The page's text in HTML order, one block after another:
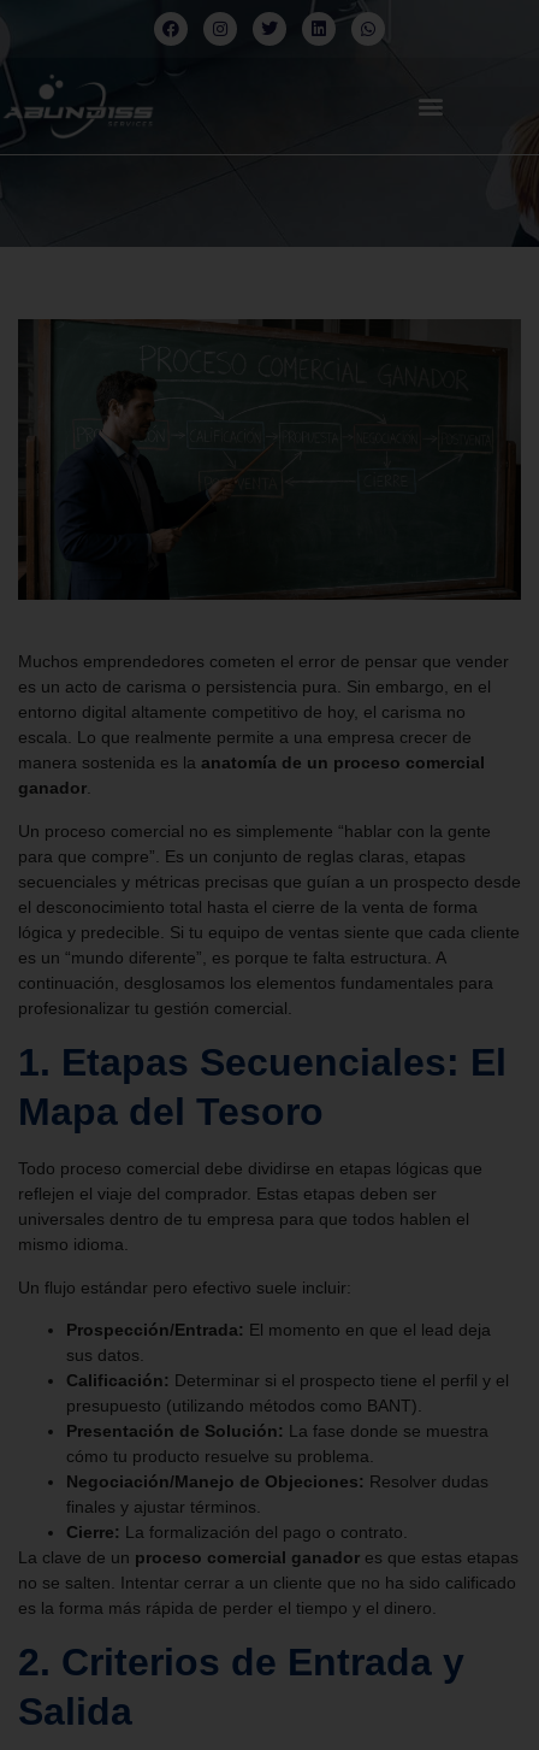
Muchos emprendedores cometen el error de pensar que vender
es un acto de carisma o persistencia pura. Sin embargo, en el
entorno digital altamente competitivo de hoy, el carisma no
escala. Lo que realmente permite a una empresa crecer de
manera sostenida es la anatomía de un proceso comercial
ganador.
Un proceso comercial no es simplemente “hablar con la gente
para que compre”. Es un conjunto de reglas claras, etapas
secuenciales y métricas precisas que guían a un prospecto desde
el desconocimiento total hasta el cierre de la venta de forma
lógica y predecible. Si tu equipo de ventas siente que cada cliente
es un “mundo diferente”, es porque te falta estructura. A
continuación, desglosamos los elementos fundamentales para
profesionalizar tu gestión comercial.
1. Etapas Secuenciales: El
Mapa del Tesoro
Todo proceso comercial debe dividirse en etapas lógicas que
reflejen el viaje del comprador. Estas etapas deben ser
universales dentro de tu empresa para que todos hablen el
mismo idioma.
Un flujo estándar pero efectivo suele incluir:
Prospección/Entrada: El momento en que el lead deja
sus datos.
Calificación: Determinar si el prospecto tiene el perfil y el
presupuesto (utilizando métodos como BANT).
Presentación de Solución: La fase donde se muestra
cómo tu producto resuelve su problema.
Negociación/Manejo de Objeciones: Resolver dudas
finales y ajustar términos.
Cierre: La formalización del pago o contrato.
La clave de un proceso comercial ganador es que estas etapas
no se salten. Intentar cerrar a un cliente que no ha sido calificado
es la forma más rápida de perder el tiempo y el dinero.
2. Criterios de Entrada y
Salida